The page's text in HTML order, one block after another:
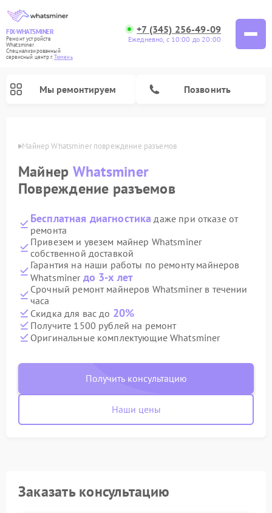
FIX-WHATSMINER
Ремонт устройств
Whatsminer
Специализированный
cервисный центр г.Тюмень
+7 (345) 256-49-09
Ежедневно, с 10:00 до 20:00
Мы ремонтируем Позвонить
Майнер Whatsminer повреждение разъемов
Майнер Whatsminer
Повреждение разъемов
Бесплатная диагностика даже при отказе от
ремонта
Привезем и увезем майнер Whatsminer
собственной доставкой
Гарантия на наши работы по ремонту майнеров
Whatsminer до 3-х лет
Срочный ремонт майнеров Whatsminer в течении
часа
Скидка для вас до 20%
Получите 1500 рублей на ремонт
Оригинальные комплектующие Whatsminer
Получить консультацию
Наши цены
Заказать консультацию